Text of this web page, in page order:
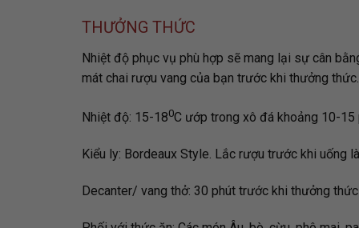
THƯỞNG THỨC
Nhiệt độ phục vụ phù hợp sẽ mang lại sự cân
mát chai rượu vang của bạn trước khi thưởng thức.
Nhiệt độ: 15-180C ướp trong xô đá khoảng 10-15
Kiểu ly: Bordeaux Style. Lắc rượu trước khi uống
Decanter/ vang thở: 30 phút trước khi thưởng thức